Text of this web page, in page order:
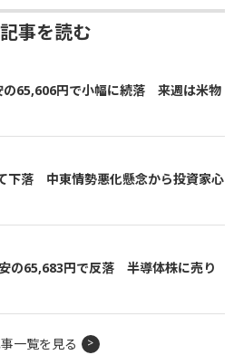
事を読む
の65,606円で小幅に続落 来週は米物
下落 中東情勢悪化懸念から投資家心
の65,683円で反落 半導体株に売り
一覧を見る